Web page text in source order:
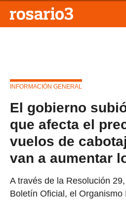
INFORMACIÓN GENERAL
El gobierno
que afecta el
vuelos de
van a aumentar
A través de la Resolución
Boletín Oficial, el Organismo